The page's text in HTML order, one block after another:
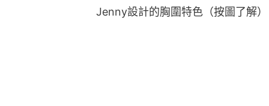
Jenny設計的胸圍特色（按圖了解